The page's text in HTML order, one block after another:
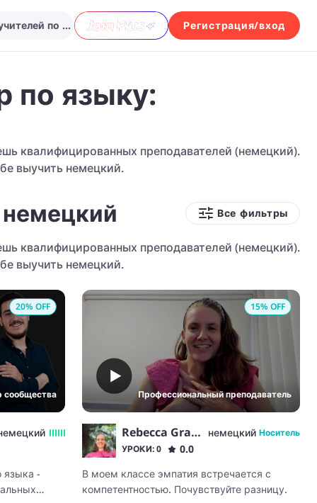
Выбрать из множества учителей по предмету немецкий... Регистрация/вход
по языку:
квалифицированных преподавателей (немецкий).
выучить немецкий.
Все фильтры
квалифицированных преподавателей (немецкий).
выучить немецкий.
сообщества
20% OFF
языка -
Профессиональный преподаватель
15% OFF
Rebecca Gramlich немецкий Носитель
УРОКИ: 0
0.0
В моем классе эмпатия встречается с
компетентностью. Почувствуйте разницу.